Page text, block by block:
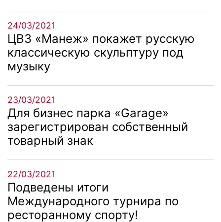
24/03/2021
ЦВЗ «Манеж» покажет русскую
классическую скульптуру под
музыку
23/03/2021
Для бизнес парка «Garage»
зарегистрирован собственный
товарный знак
22/03/2021
Подведены итоги
Международного турнира по
ресторанному спорту!